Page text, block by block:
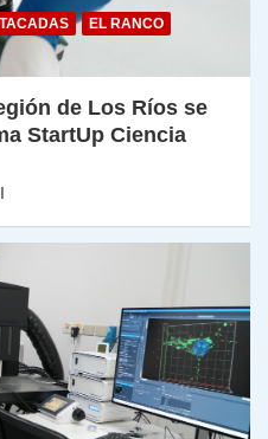
EL RANCO
de Los Ríos se
StartUp Ciencia